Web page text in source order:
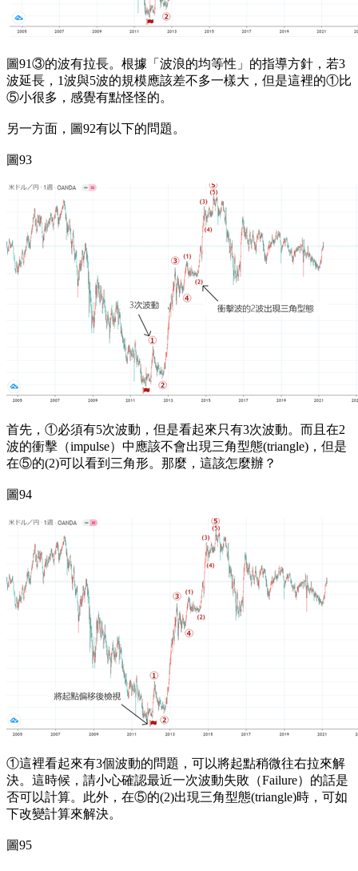
圖91③的波有拉長。根據「波浪的均等性」的指導方針，若3
波延長，1波與5波的規模應該差不多一樣大，但是這裡的①比
⑤小很多，感覺有點怪怪的。
另一方面，圖92有以下的問題。
圖93
首先，①必須有5次波動，但是看起來只有3次波動。而且在2
波的衝擊（impulse）中應該不會出現三角型態(triangle)，但是
在⑤的(2)可以看到三角形。那麼，這該怎麼辦？
圖94
①這裡看起來有3個波動的問題，可以將起點稍微往右拉來解
決。這時候，請小心確認最近一次波動失敗（Failure）的話是
否可以計算。此外，在⑤的(2)出現三角型態(triangle)時，可如
下改變計算來解決。
圖95